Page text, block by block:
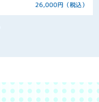
26,000円（税込）